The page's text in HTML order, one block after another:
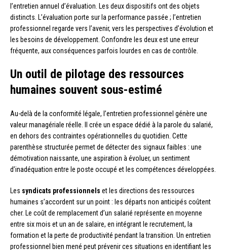
l’entretien annuel d’évaluation. Les deux dispositifs ont des objets
distincts. L’évaluation porte sur la performance passée ; l’entretien
professionnel regarde vers l’avenir, vers les perspectives d’évolution et
les besoins de développement. Confondre les deux est une erreur
fréquente, aux conséquences parfois lourdes en cas de contrôle.
Un outil de pilotage des ressources
humaines souvent sous-estimé
Au-delà de la conformité légale, l’entretien professionnel génère une
valeur managériale réelle. Il crée un espace dédié à la parole du salarié,
en dehors des contraintes opérationnelles du quotidien. Cette
parenthèse structurée permet de détecter des signaux faibles : une
démotivation naissante, une aspiration à évoluer, un sentiment
d’inadéquation entre le poste occupé et les compétences développées.
Les syndicats professionnels et les directions des ressources
humaines s’accordent sur un point : les départs non anticipés coûtent
cher. Le coût de remplacement d’un salarié représente en moyenne
entre six mois et un an de salaire, en intégrant le recrutement, la
formation et la perte de productivité pendant la transition. Un entretien
professionnel bien mené peut prévenir ces situations en identifiant les